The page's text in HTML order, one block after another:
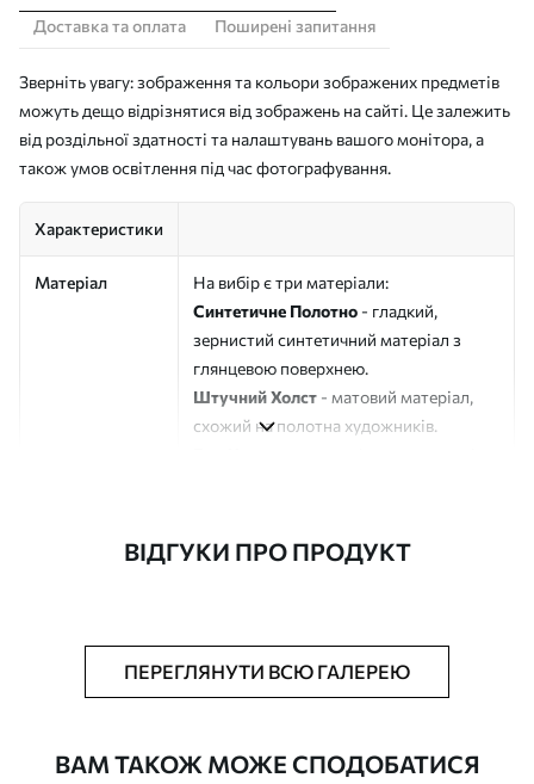
Доставка та оплата
Поширені запитання
Зверніть увагу: зображення та кольори зображених предметів
можуть дещо відрізнятися від зображень на сайті. Це залежить
від роздільної здатності та налаштувань вашого монітора, а
також умов освітлення під час фотографування.
Характеристики
Матеріал
На вибір є три матеріали:
Синтетичне Полотно - гладкий,
зернистий синтетичний матеріал з
глянцевою поверхнею.
Штучний Холст - матовий матеріал,
схожий на полотна художників.
Додатково Можна додати лакове покриття.
ВІДГУКИ ПРО ПРОДУКТ
ПЕРЕГЛЯНУТИ ВСЮ ГАЛЕРЕЮ
ВАМ ТАКОЖ МОЖЕ СПОДОБАТИСЯ